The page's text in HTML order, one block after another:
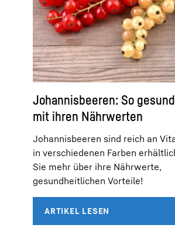
Johannisbeeren: So
mit ihren Nährwerten
Johannisbeeren sind reich an
in verschiedenen Farben
Sie mehr über ihre Nährwerte,
gesundheitlichen Vorteile!